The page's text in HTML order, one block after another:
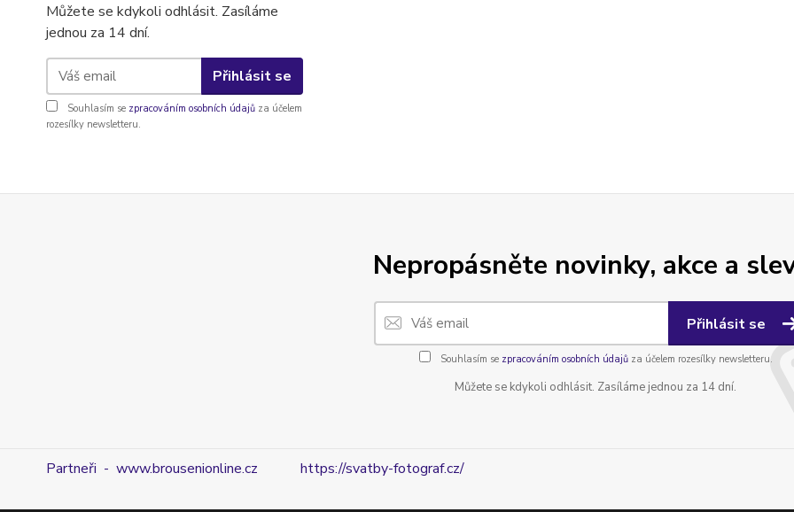
Můžete se kdykoli odhlásit. Zasíláme
jednou za 14 dní.
Přihlásit se
Souhlasím se zpracováním osobních údajů za účelem
rozesílky newsletteru.
Nepropásněte novinky, akce a
Přihlásit se
Souhlasím se zpracováním osobních údajůza účelem rozesílky newsletteru.
Můžete se kdykoli odhlásit. Zasíláme jednou za 14 dní.
Partneři - www.brousenionline.cz https://svatby-fotograf.cz/